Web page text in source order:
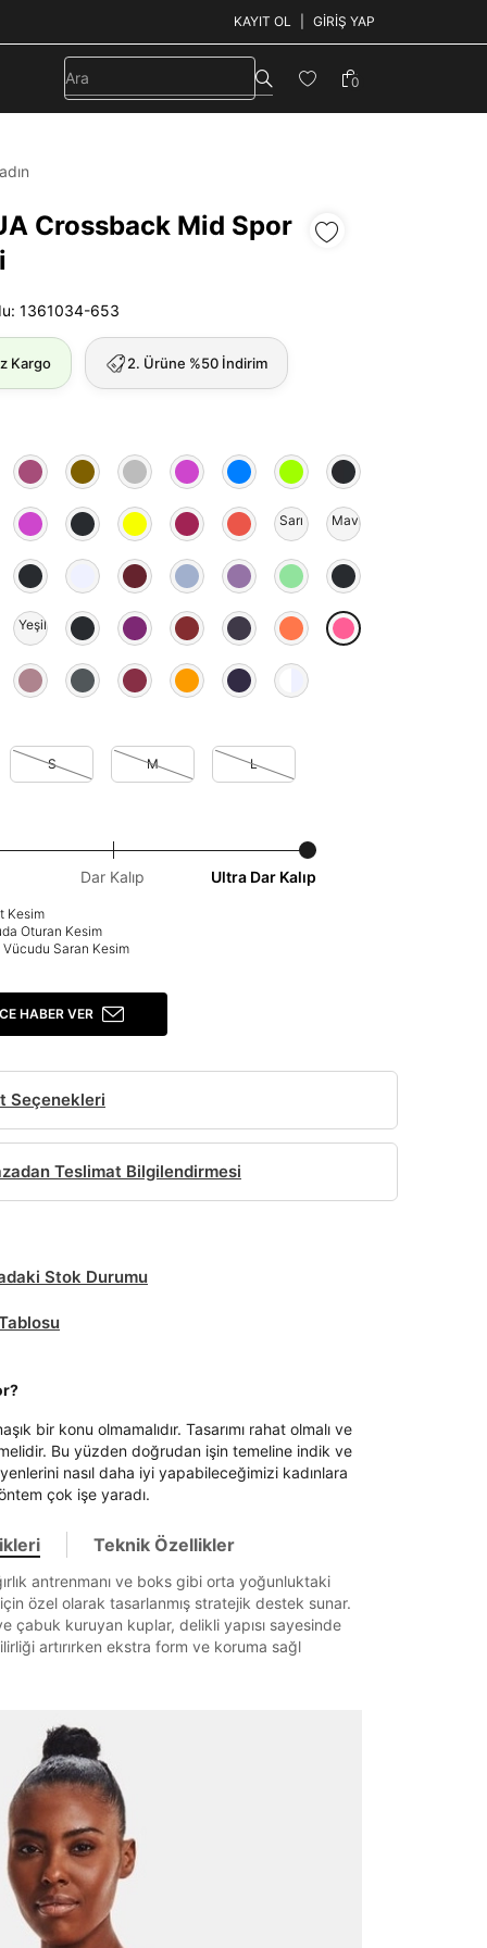
KAYIT OL GIRIŞ YAP
0
Crossback Mid Spor
1361034-653
Kargo 2. Ürüne %50 İndirim
Sarı Mavi
Yeşil
S M L
Dar Kalıp Ultra Dar Kalıp
Kesim
Oturan Kesim
Vücudu Saran Kesim
HABER VER
Seçenekleri
Teslimat Bilgilendirmesi
Stok Durumu
bir konu olmamalıdır. Tasarımı rahat olmalı ve
Bu yüzden doğrudan işin temeline indik ve
nasıl daha iyi yapabileceğimizi kadınlara
çok işe yaradı.
Teknik Özellikler
antrenmanı ve boks gibi orta yoğunluktaki
özel olarak tasarlanmış stratejik destek sunar.
çabuk kuruyan kuplar, delikli yapısı sayesinde
artırırken ekstra form ve koruma sağl